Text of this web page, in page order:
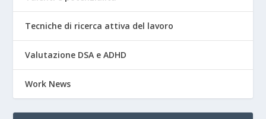
Tecniche di ricerca attiva del lavoro
Valutazione DSA e ADHD
Work News